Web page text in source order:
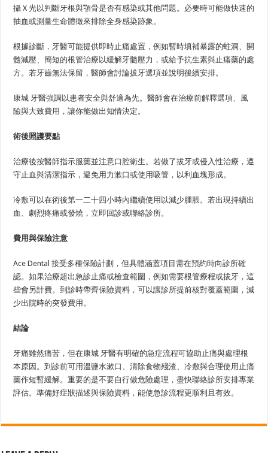
攝 X 光以判斷牙根與顎骨是否有感染或其他問題。必要時可能做快速的
抽血或測量生命體徵來排除全身感染跡象。
根據診斷，牙醫可能提供即時止痛處置，例如暫時填補暴露的蛀洞、開
髓減壓、簡短的根管治療以緩解牙髓壓力，或給予抗生素與止痛藥的處
方。若牙齒無法保留，醫師會討論拔牙選項並說明後續安排。
康城 牙醫強調以患者安全與舒適為先。醫師會在治療前解釋選項、風
險與大致費用，讓你能做出知情決定。
術後照護要點
治療後按醫師指示服藥並注意口腔衛生。若做了拔牙或侵入性治療，遵
守止血與清潔指示，避免用力漱口或使用吸管，以利血塊形成。
冷敷可以在術後第一二十四小時內繼續使用以減少腫脹。若出現持續出
血、劇烈疼痛或發燒，立即回診或聯絡診所。
費用與保險注意
Ace Dental 接受多種保險計劃，但具體涵蓋項目需在預約時向診所確
認。如果治療超出急診止痛或檢查範圍，例如需要根管療程或拔牙，這
些會另計費。到診時帶齊保險資料，可以讓診所提前核對覆蓋範圍，減
少出院時的突發費用。
結論
牙痛雖然痛苦，但在康城 牙醫有明確的急症流程可協助止痛與處理根
本原因。到診前可用溫鹽水漱口、清除食物殘渣、冷敷與合理使用止痛
藥作短暫緩解。重要的是不要自行做危險處理，盡快聯絡診所安排專業
評估。準備好症狀描述與保險資料，能使急診流程更順利且有效。